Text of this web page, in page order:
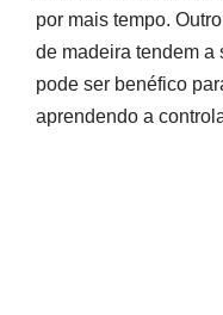
por mais tempo.
de madeira tendem a
pode ser benéfico
aprendendo a